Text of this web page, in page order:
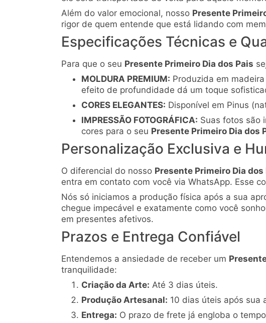
Além do valor emocional, nosso Presente
rigor de quem entende que está lidando com
Especificações Técnicas e
Para que o seu Presente Primeiro Dia dos Pais
MOLDURA PREMIUM: Produzida em
efeito de profundidade dá um toque
CORES ELEGANTES: Disponível em Pinus
IMPRESSÃO FOTOGRÁFICA: Suas fotos são
cores para o seu Presente Primeiro Dia dos
Personalização Exclusiva e
O diferencial do nosso Presente Primeiro Dia dos
entra em contato com você via WhatsApp. Esse
Nós só iniciamos a produção física após a sua
chegue impecável e exatamente como você
em presentes afetivos.
Prazos e Entrega Confiável
Entendemos a ansiedade de receber um
tranquilidade:
Criação da Arte: Até 3 dias úteis.
Produção Artesanal: 10 dias úteis após sua
Entrega: O prazo de frete já engloba o